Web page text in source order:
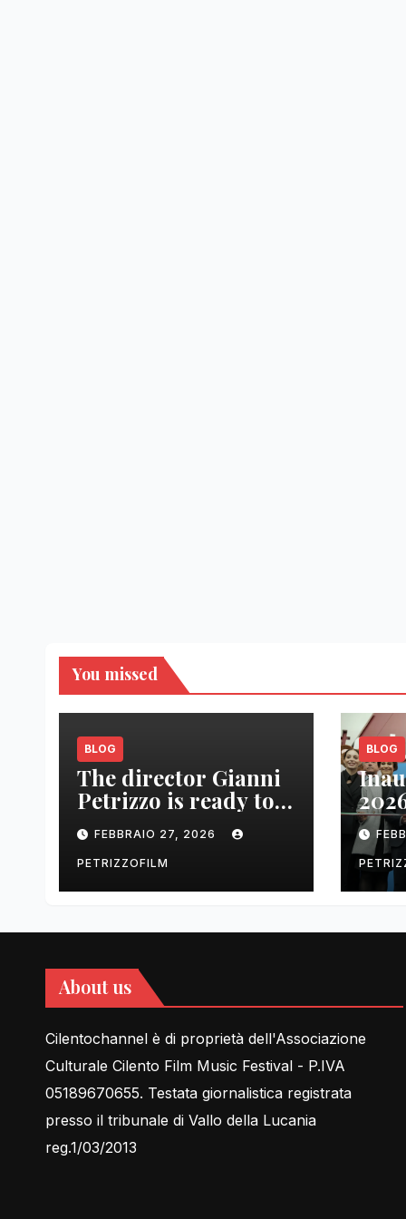
You missed
BLOG
The director Gianni
Petrizzo is ready to
tell Lessons in Love
FEBBRAIO 27, 2026
PETRIZZOFILM
BLOG
About us
Cilentochannel è di proprietà dell'Associazione
Culturale Cilento Film Music Festival - P.IVA
05189670655. Testata giornalistica registrata
presso il tribunale di Vallo della Lucania
reg.1/03/2013